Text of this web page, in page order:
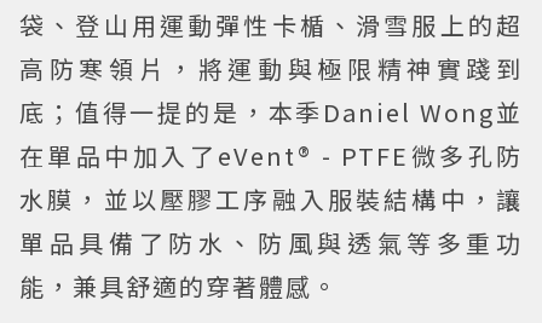
袋、登山用運動彈性卡楯、滑雪服上的超
高防寒領片，將運動與極限精神實踐到
底；值得一提的是，本季Daniel Wong並
在單品中加入了eVent® - PTFE微多孔防
水膜，並以壓膠工序融入服裝結構中，讓
單品具備了防水、防風與透氣等多重功
能，兼具舒適的穿著體感。